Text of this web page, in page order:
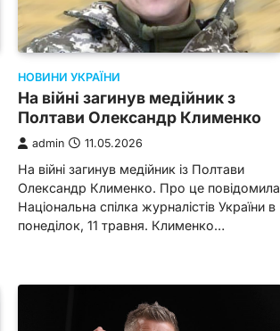
НОВИНИ УКРАЇНИ
На війні загинув медійник з
Полтави Олександр Клименко
admin 11.05.2026
На війні загинув медійник із Полтави
Олександр Клименко. Про це повідомила
Національна спілка журналістів України в
понеділок, 11 травня. Клименко…